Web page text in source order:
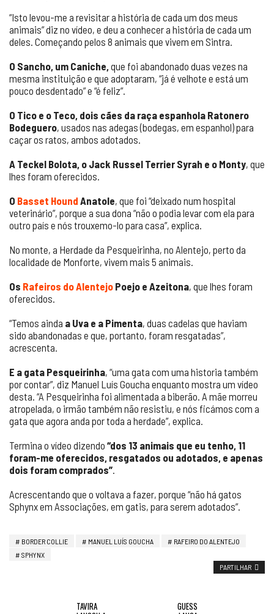
“Isto levou-me a revisitar a história de cada um dos meus
animais” diz no vídeo, e deu a conhecer a história de cada um
deles. Começando pelos 8 animais que vivem em Sintra.
O Sancho, um Caniche,que foi abandonado duas vezes na
mesma instituição e que adoptaram, “já é velhote e está um
pouco desdentado” e “é feliz”.
O Tico e o Teco, dois cães da raça espanhola Ratonero
Bodeguero, usados nas adegas (bodegas, em espanhol) para
caçar os ratos, ambos adotados.
A Teckel Bolota, o Jack Russel Terrier Syrah e o Monty, que
lhes foram oferecidos.
O Basset Hound Anatole, que foi “deixado num hospital
veterinário”, porque a sua dona “não o podia levar com ela para
outro país e nós trouxemo-lo para casa”, explica.
No monte, a Herdade da Pesqueirinha, no Alentejo, perto da
localidade de Monforte, vivem mais 5 animais.
Os Rafeiros do Alentejo Poejo e Azeitona, que lhes foram
oferecidos.
“Temos ainda a Uva e a Pimenta, duas cadelas que haviam
sido abandonadas e que, portanto, foram resgatadas”,
acrescenta.
E a gata Pesqueirinha, “uma gata com uma historia também
por contar”, diz Manuel Luís Goucha enquanto mostra um vídeo
desta. “A Pesqueirinha foi alimentada a biberão. A mãe morreu
atropelada, o irmão também não resistiu, e nós ficámos com a
gata que agora anda por toda a herdade”, explica.
Termina o vídeo dizendo “dos 13 animais que eu tenho, 11
foram-me oferecidos, resgatados ou adotados, e apenas
dois foram comprados”.
Acrescentando que o voltava a fazer, porque “não há gatos
Sphynx em Associações, em gatis, para serem adotados”.
BORDER COLLIE MANUEL LUÍS GOUCHA
RAFEIRO DO ALENTEJO
SPHYNX
PARTILHAR
TAVIRA
GUESS